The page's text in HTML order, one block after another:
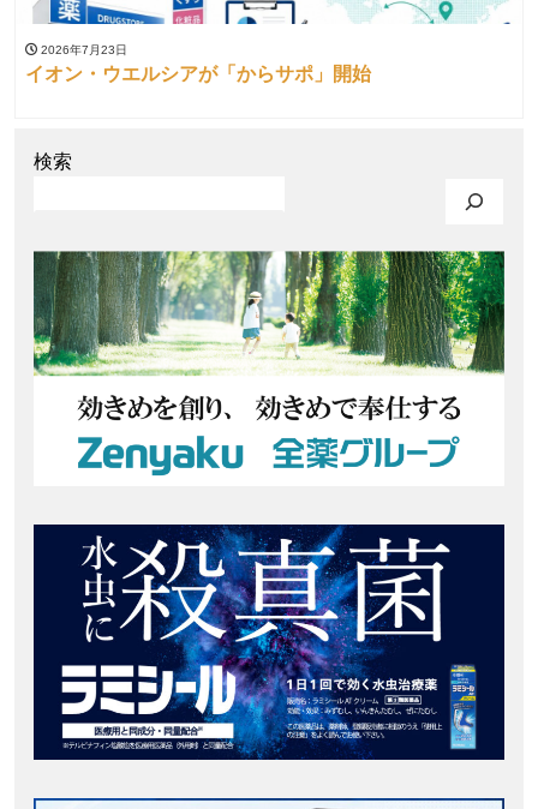
2026年7月23日
イオン・ウエルシアが「からサポ」開始
検索